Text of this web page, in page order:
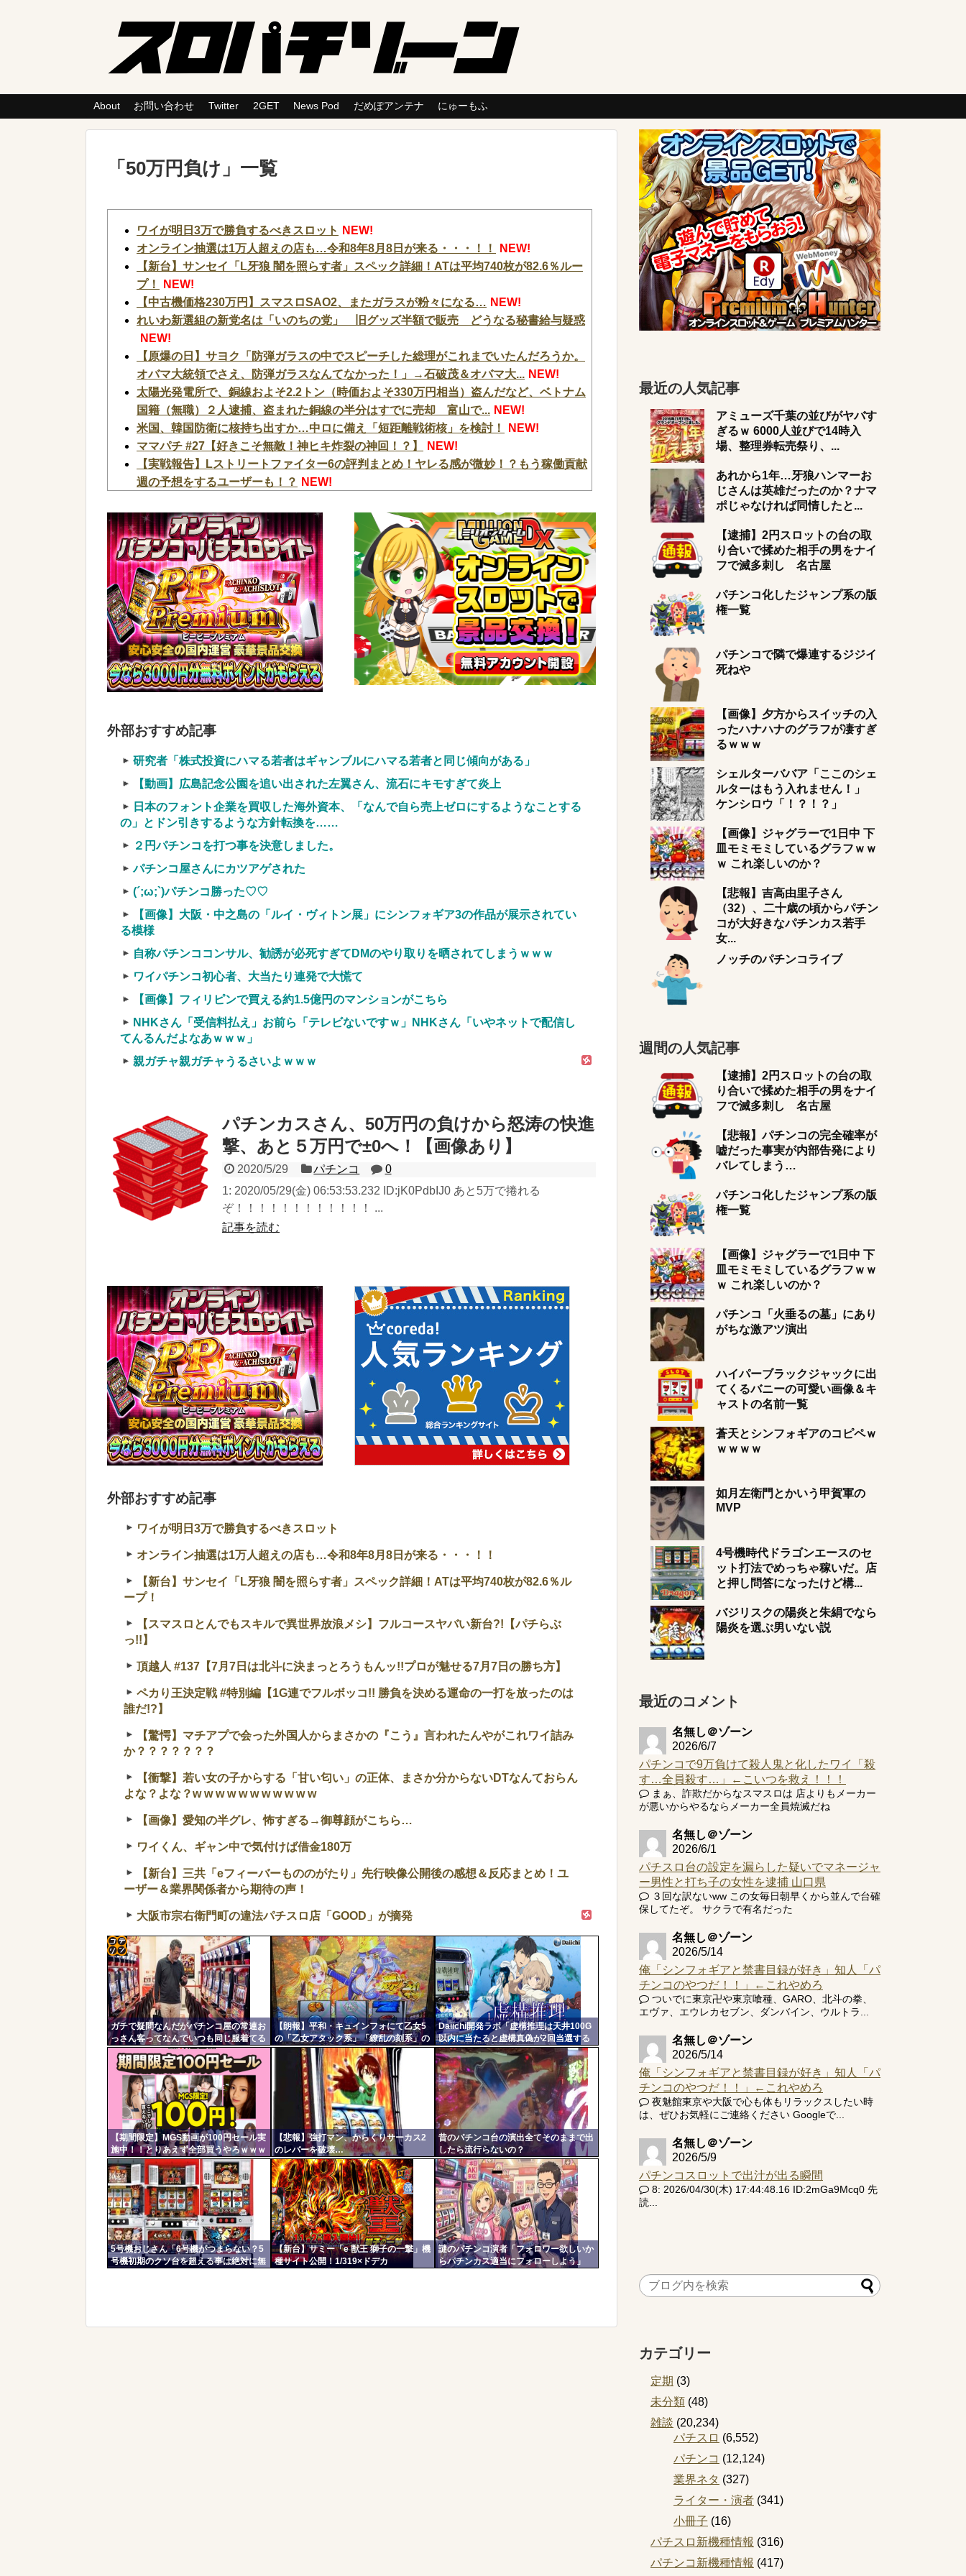
About お問い合わせ Twitter 2GET News Pod だめぽアンテナ にゅーもふ
「 50万円負け 」 一覧
ワイが明日3万で勝負するべきスロット
NEW!
オンライン抽選は1万人超えの店も…令和8年8月8日が来る・・・！！
NEW!
【新台】サンセイ「L牙狼 闇を照らす者」スペック詳細！ATは平均740枚が82.6％ルー
プ！
NEW!
【中古機価格230万円】スマスロSAO2、またガラスが粉々になる… NEW!
れいわ新選組の新党名は「いのちの党」 旧グッズ半額で販売 どうなる秘書給与疑惑
NEW!
【原爆の日】サヨク「防弾ガラスの中でスピーチした総理がこれまでいたんだろうか。
オバマ大統領でさえ、防弾ガラスなんてなかった！」→石破茂＆オバマ大... NEW!
太陽光発電所で、銅線およそ2.2トン（時価およそ330万円相当）盗んだなど、ベトナム
国籍（無職）２人逮捕、盗まれた銅線の半分はすでに売却 富山で... NEW!
米国、韓国防衛に核持ち出すか…中ロに備え「短距離戦術核」を検討！
NEW!
ママパチ #27【好きこそ無敵！神ヒキ炸裂の神回！？】
NEW!
【実戦報告】Lストリートファイター6の評判まとめ！ヤレる感が微妙！？もう稼働貢献
週の予想をするユーザーも！？
NEW!
身のRUSHに神谷が挑む！！】
NEW!
【戦国乙女5】待望の黄金カットイン【パチらぶっ!!】
NEW!
【スマスロとんでもスキルで異世界放浪メシ】フルコースヤバい新台?!【パチらぶっ!!】
NEW!
【驚愕】マチアプで会った外国人からまさかの『こう』言われたんやがこれワイ詰み
か？？？？？？？ NEW!
【衝撃】若い女の子からする「甘い匂い」の正体、まさか分からないDTなんておらんよ
な？よな？w w w w w w w w w w w NEW!
【画像】愛知の半グレ、怖すぎる→御尊顔がこちら… NEW!
【画像】令和最新版の剛力彩芽、ワイらにブッ刺さりまくりと話題にw w w w w w w w
車上のテントでキャンプ 民泊施設が車のレンタル 五所川原 青森
【競馬・難解】6/30(水)第44回帝王賞(JpnI) Part6 みんなの予想
名機が生まれなかった悲しい枠
外部おすすめ記事
研究者「株式投資にハマる若者はギャンブルにハマる若者と同じ傾向がある」
【動画】広島記念公園を追い出された左翼さん、流石にキモすぎて炎上
日本のフォント企業を買収した海外資本、「なんで自ら売上ゼロにするようなことする
の」とドン引きするような方針転換を……
２円パチンコを打つ事を決意しました。
パチンコ屋さんにカツアゲされた
(´;ω;`)パチンコ勝った♡♡
【画像】大阪・中之島の「ルイ・ヴィトン展」にシンフォギア3の作品が展示されてい
る模様
自称パチンココンサル、勧誘が必死すぎてDMのやり取りを晒されてしまうｗｗｗ
ワイパチンコ初心者、大当たり連発で大慌て
【画像】フィリピンで買える約1.5億円のマンションがこちら
NHKさん「受信料払え」お前ら「テレビないですｗ」NHKさん「いやネットで配信し
てんるんだよなあｗｗｗ」
親ガチャ親ガチャうるさいよｗｗｗ
パチンカスさん、50万円の負けから怒涛の快進
撃、あと５万円で±0へ！【画像あり】
2020/5/29 パチンコ
0
1: 2020/05/29(金) 06:53:53.232 ID:jK0PdbIJ0 あと5万で捲れる
ぞ！！！！！！！！！！！！ ...
記事を読む
外部おすすめ記事
ワイが明日3万で勝負するべきスロット
オンライン抽選は1万人超えの店も…令和8年8月8日が来る・・・！！
【新台】サンセイ「L牙狼 闇を照らす者」スペック詳細！ATは平均740枚が82.6％ル
ープ！
【スマスロとんでもスキルで異世界放浪メシ】フルコースヤバい新台?!【パチらぶ
っ!!】
頂越人 #137【7月7日は北斗に決まっとろうもんッ!!プロが魅せる7月7日の勝ち方】
ペカり王決定戦 #特別編【1G連でフルボッコ!! 勝負を決める運命の一打を放ったのは
誰だ!?】
【驚愕】マチアプで会った外国人からまさかの『こう』言われたんやがこれワイ詰み
か？？？？？？？
【衝撃】若い女の子からする「甘い匂い」の正体、まさか分からないDTなんておらん
よな？よな？w w w w w w w w w w w
【画像】愛知の半グレ、怖すぎる→御尊顔がこちら…
ワイくん、ギャン中で気付けば借金180万
【新台】三共「eフィーバーもののがたり」先行映像公開後の感想＆反応まとめ！ユ
ーザー＆業界関係者から期待の声！
大阪市宗右衛門町の違法パチスロ店「GOOD」が摘発
ガチで疑問なんだがパチンコ屋の常連お
っさん客ってなんでいつも同じ服着てる
の？
【朗報】平和・キュインフォにて乙女5
の「乙女アタック系」「繚乱の刻系」の
連続演出信頼度が公開される！みんなの
体感と比べてどうよ？
Daiichi開発ラボ「虚構推理は天井100G
以内に当たると虚構真偽が2回当選する
まで転落しない状態に突入するぞ。
300G・700Gの天井も一緒」
【期間限定】MGS動画が100円セール実
施中！！とりあえず全部買うやろｗｗｗ
ｗｗ
【悲報】強打マン、からくりサーカス2
のレバーを破壊…
昔のパチンコ台の演出全てそのままで出
したら流行らないの？
5号機おじさん「6号機がつまらない？5
号機初期のクソ台を超える事は絶対に無
【新台】サミー「e 獣王 獅子の一撃」機
種サイト公開！1/319×ドデカ
謎のパチンコ演者「フォロワー欲しいか
らパチンカス適当にフォローしよう」
コテ
リン
- 固
定リ
ンク
自動
ツー
最近の人気記事
アミューズ千葉の並びがヤバす
ぎるｗ 6000人並びで14時入
場、整理券転売祭り、...
あれから1年…牙狼ハンマーお
じさんは英雄だったのか？ナマ
ポじゃなければ同情したと...
【逮捕】2円スロットの台の取
り合いで揉めた相手の男をナイ
フで滅多刺し 名古屋
パチンコ化したジャンプ系の版
権一覧
パチンコで隣で爆連するジジイ
死ねや
【画像】夕方からスイッチの入
ったハナハナのグラフが凄すぎ
るｗｗｗ
シェルターババア「ここのシェ
ルターはもう入れません！」
ケンシロウ「！？！？」
【画像】ジャグラーで1日中 下
皿モミモミしているグラフｗｗ
ｗ これ楽しいのか？
【悲報】吉高由里子さん
（32）、二十歳の頃からパチン
コが大好きなパチンカス若手
女...
ノッチのパチンコライブ
週間の人気記事
【逮捕】2円スロットの台の取
り合いで揉めた相手の男をナイ
フで滅多刺し 名古屋
【悲報】パチンコの完全確率が
嘘だった事実が内部告発により
バレてしまう…
パチンコ化したジャンプ系の版
権一覧
【画像】ジャグラーで1日中 下
皿モミモミしているグラフｗｗ
ｗ これ楽しいのか？
パチンコ「火垂るの墓」にあり
がちな激アツ演出
ハイパーブラックジャックに出
てくるバニーの可愛い画像＆キ
ャストの名前一覧
蒼天とシンフォギアのコピペｗ
ｗｗｗｗ
如月左衛門とかいう甲賀軍の
MVP
4号機時代ドラゴンエースのセ
ット打法でめっちゃ稼いだ。店
と押し問答になったけど構...
バジリスクの陽炎と朱絹でなら
陽炎を選ぶ男いない説
最近のコメント
名無し＠ゾーン
2026/6/7
パチンコで9万負けて殺人鬼と化したワイ「殺
す…全員殺す…」←こいつを救え！！！
まぁ、詐欺だからなスマスロは 店よりもメーカー
が悪いからやるならメーカー全員焼滅だね
名無し＠ゾーン
2026/6/1
パチスロ台の設定を漏らした疑いでマネージャ
ー男性と打ち子の女性を逮捕 山口県
３回な訳ないww この女毎日朝早くから並んで台確
保してたぞ。 サクラで有名だった
名無し＠ゾーン
2026/5/14
俺「シンフォギアと禁書目録が好き」知人「パ
チンコのやつだ！！」←これやめろ
ついでに東京卍や東京喰種、GARO、北斗の拳、
エヴァ、エウレカセブン、ダンバイン、ウルトラ...
名無し＠ゾーン
2026/5/14
俺「シンフォギアと禁書目録が好き」知人「パ
チンコのやつだ！！」←これやめろ
夜魅館東京や大阪で心も体もリラックスしたい時
は、ぜひお気軽にご連絡ください Googleで...
名無し＠ゾーン
2026/5/9
パチンコスロットで出汁が出る瞬間
8: 2026/04/30(木) 17:44:48.16 ID:2mGa9Mcq0 先
読...
カテゴリー
定期 (3)
未分類 (48)
雑談 (20,234)
パチスロ (6,552)
パチンコ (12,124)
業界ネタ (327)
ライター・演者 (341)
小冊子 (16)
パチスロ新機種情報 (316)
パチンコ新機種情報 (417)